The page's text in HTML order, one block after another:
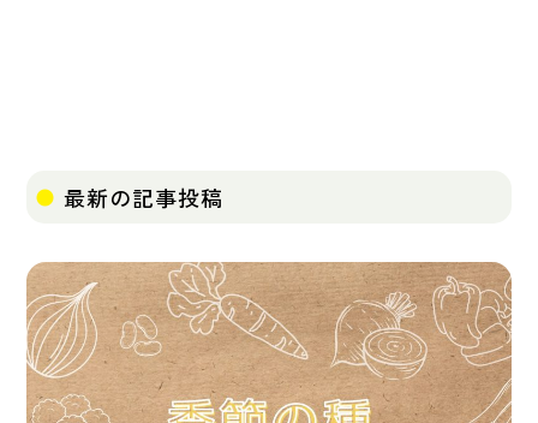
最新の記事投稿